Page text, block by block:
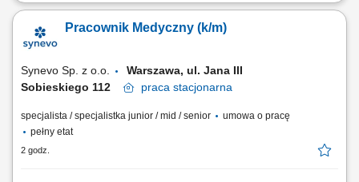
Prowadzenie dokumentacji medycznej zgodnie ze standardami Punktu
Pobrań; Obsługa kasy fiskalnej i systemu komputerowego do obsługi
Pracownik Medyczny (k/m)
Synevo Sp. z o.o.
Warszawa, ul. Jana III
Sobieskiego 112​
praca stacjonarna
specjalista / specjalistka junior / mid / senior
umowa o pracę
pełny etat
2 godz.